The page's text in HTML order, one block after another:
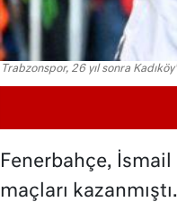
Trabzonspor, 26 yıl sonra
Fenerbahçe,
maçları